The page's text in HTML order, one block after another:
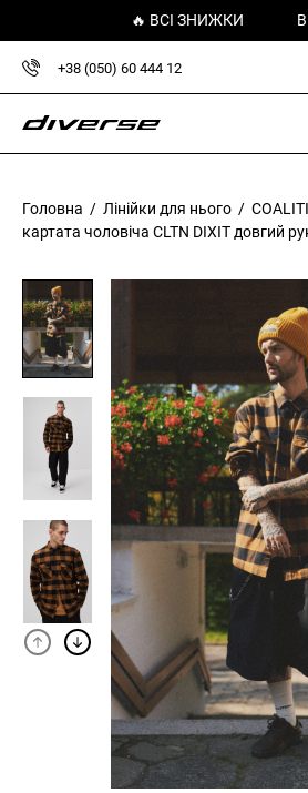
🔥 ВСІ ЗНИЖКИ
+38 (050) 60 444 12
Головна / Лінійки для нього /
картата чоловіча CLTN DIXIT довгий